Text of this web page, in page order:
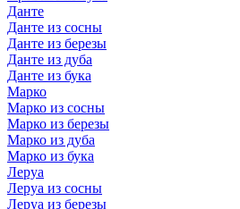
Данте
Данте из сосны
Данте из березы
Данте из дуба
Данте из бука
Марко
Марко из сосны
Марко из березы
Марко из дуба
Марко из бука
Леруа
Леруа из сосны
Леруа из березы